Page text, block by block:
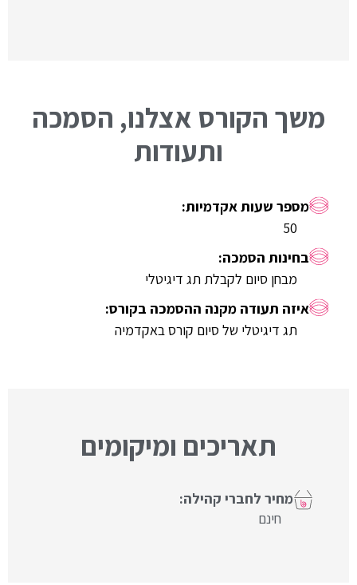
משך הקורס אצלנו, הסמכה
ותעודות
50
מבחן סיום לקבלת תג דיגיטלי
תג דיגיטלי של סיום קורס באקדמיה
תאריכים ומיקומים
חינם